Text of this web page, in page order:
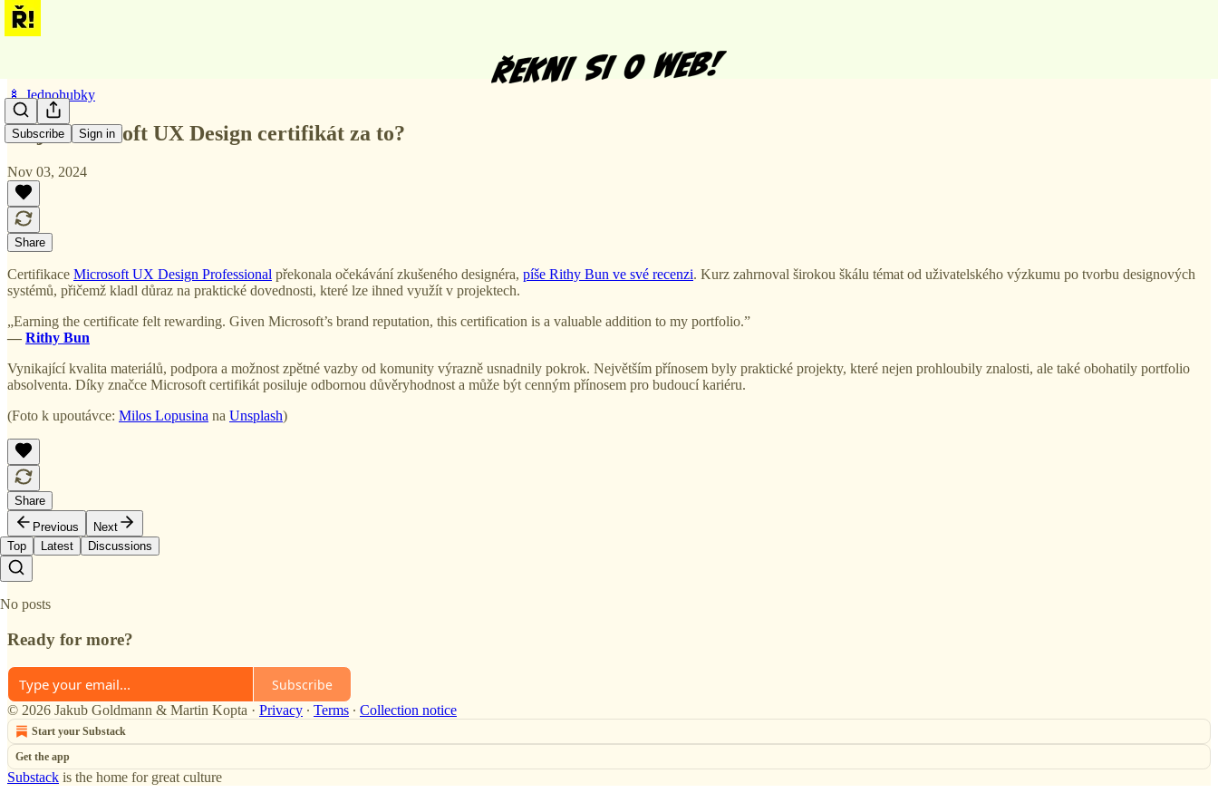
Subscribe Sign in
🍢 Jednohubky
Stojí Microsoft UX Design certifikát za to?
Nov 03, 2024
Share
Certifikace Microsoft UX Design Professional překonala očekávání zkušeného designéra, píše Rithy Bun ve své recenzi. Kurz zahrnoval širokou škálu témat od uživatelského výzkumu po tvorbu designových
systémů, přičemž kladl důraz na praktické dovednosti, které lze ihned využít v projektech.
„Earning the certificate felt rewarding. Given Microsoft’s brand reputation, this certification is a valuable addition to my portfolio.”
— Rithy Bun
Vynikající kvalita materiálů, podpora a možnost zpětné vazby od komunity výrazně usnadnily pokrok. Největším přínosem byly praktické projekty, které nejen prohloubily znalosti, ale také obohatily portfolio
absolventa. Díky značce Microsoft certifikát posiluje odbornou důvěryhodnost a může být cenným přínosem pro budoucí kariéru.
(Foto k upoutávce: Milos Lopusina na Unsplash)
Share
Previous
Next
Top
Latest Discussions
No posts
Ready for more?
Subscribe
© 2026 Jakub Goldmann & Martin Kopta · Privacy ∙ Terms ∙ Collection notice
Start your Substack
Get the app
Substack is the home for great culture